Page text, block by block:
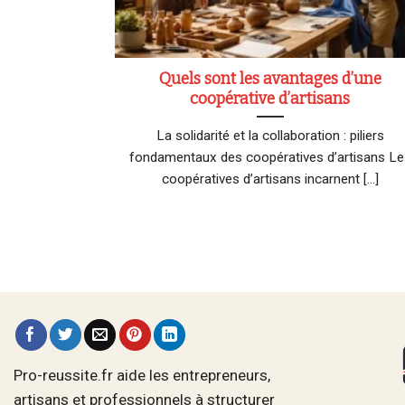
Quels sont les avantages d’une
coopérative d’artisans
La solidarité et la collaboration : piliers
fondamentaux des coopératives d’artisans
coopératives d’artisans incarnent [...]
Pro-reussite.fr aide les entrepreneurs,
artisans et professionnels à structurer